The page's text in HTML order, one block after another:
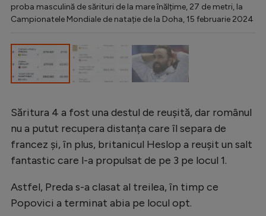
proba masculină de sărituri de la mare înălțime, 27 de metri, la
Campionatele Mondiale de natație de la Doha, 15 februarie 2024
Săritura 4 a fost una destul de reușită, dar românul
nu a putut recupera distanța care îl separa de
francez și, în plus, britanicul Heslop a reușit un salt
fantastic care l-a propulsat de pe 3 pe locul 1.
Astfel, Preda s-a clasat al treilea, în timp ce
Popovici a terminat abia pe locul opt.